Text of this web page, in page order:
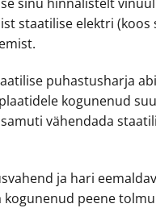
staatilise elektri (koos
puhastusharja
kogunenud
vähendada
ja hari
kogunenud peene